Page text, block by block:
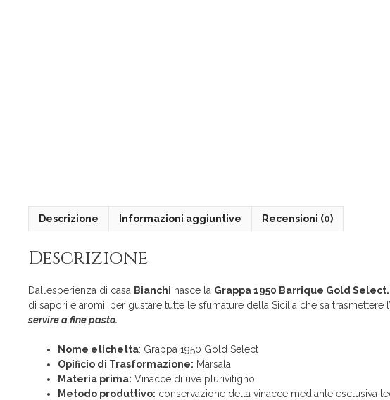
Descrizione Informazioni aggiuntive Recensioni (0)
Descrizione
Dall’esperienza di casa Bianchi nasce la Grappa 1950 Barrique Gold Select.
di sapori e aromi, per gustare tutte le sfumature della Sicilia che sa trasmettere
servire a fine pasto.
Nome etichetta: Grappa 1950 Gold Select
Opificio di Trasformazione: Marsala
Materia prima: Vinacce di uve plurivitigno
Metodo produttivo: conservazione della vinacce mediante esclusiva